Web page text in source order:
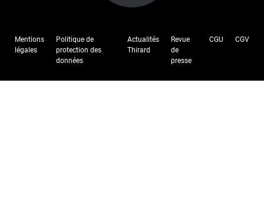
Mentions
légales
Politique de
protection des
données
Actualités
Thirard
Revue
de
presse
CGU CGV